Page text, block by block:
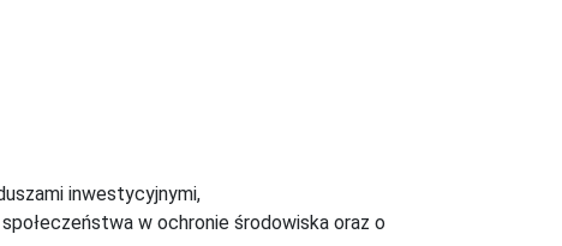
inwestycyjnymi,
w ochronie środowiska oraz o